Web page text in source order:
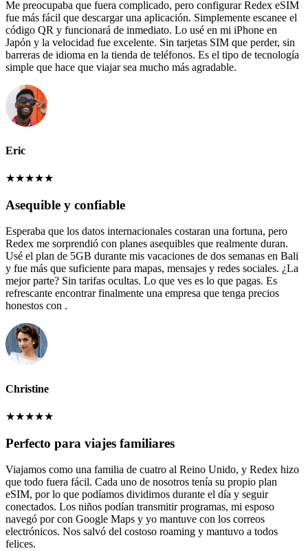
Me preocupaba que fuera complicado, pero configurar Redex eSIM
fue más fácil que descargar una aplicación. Simplemente escanee el
código QR y funcionará de inmediato. Lo usé en mi iPhone en
Japón y la velocidad fue excelente. Sin tarjetas SIM que perder, sin
barreras de idioma en la tienda de teléfonos. Es el tipo de tecnología
simple que hace que viajar sea mucho más agradable.
Eric
★★★★★
Asequible y confiable
Esperaba que los datos internacionales costaran una fortuna, pero
Redex me sorprendió con planes asequibles que realmente duran.
Usé el plan de 5GB durante mis vacaciones de dos semanas en Bali
y fue más que suficiente para mapas, mensajes y redes sociales. ¿La
mejor parte? Sin tarifas ocultas. Lo que ves es lo que pagas. Es
refrescante encontrar finalmente una empresa que tenga precios
honestos con .
Christine
★★★★★
Perfecto para viajes familiares
Viajamos como una familia de cuatro al Reino Unido, y Redex hizo
que todo fuera fácil. Cada uno de nosotros tenía su propio plan
eSIM, por lo que podíamos dividirnos durante el día y seguir
conectados. Los niños podían transmitir programas, mi esposo
navegó por con Google Maps y yo mantuve con los correos
electrónicos. Nos salvó del costoso roaming y mantuvo a todos
felices.